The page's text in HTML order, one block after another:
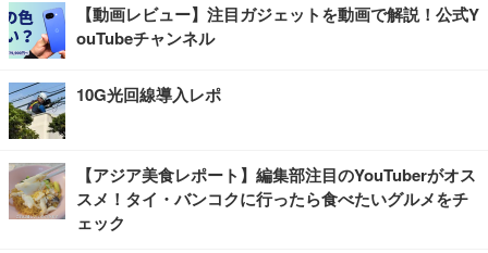
【動画レビュー】注目ガジェットを動画で解説！公式Y
ouTubeチャンネル
10G光回線導入レポ
【アジア美食レポート】編集部注目のYouTuberがオス
スメ！タイ・バンコクに行ったら食べたいグルメをチ
ェック